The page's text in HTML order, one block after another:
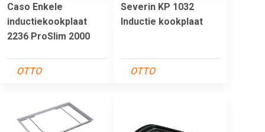
Caso Enkele
inductiekookplaat
2236 ProSlim 2000
OTTO
Severin KP 1032
Inductie kookplaat
OTTO